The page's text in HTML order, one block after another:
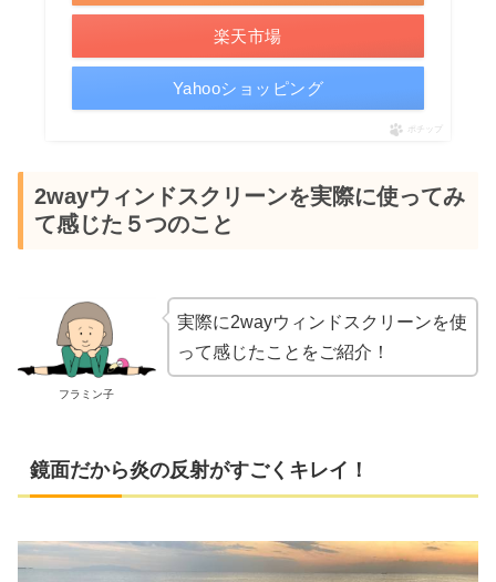
楽天市場
Yahooショッピング
ポチップ
2wayウィンドスクリーンを実際に使ってみ
て感じた５つのこと
フラミン子
実際に2wayウィンドスクリーンを使
って感じたことをご紹介！
鏡面だから炎の反射がすごくキレイ！